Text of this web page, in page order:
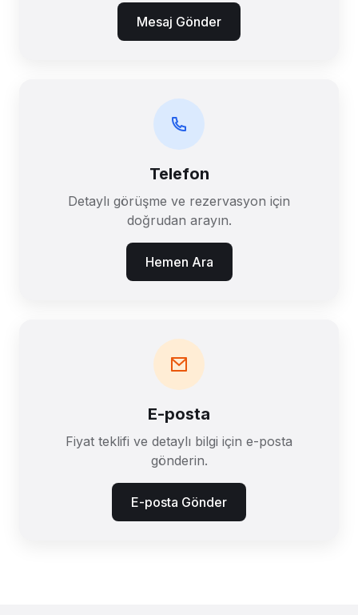
Mesaj Gönder
Telefon
Detaylı görüşme ve rezervasyon için
doğrudan arayın.
Hemen Ara
E-posta
Fiyat teklifi ve detaylı bilgi için e-posta
gönderin.
E-posta Gönder